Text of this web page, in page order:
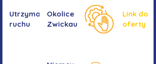
Utrzymanie
ruchu
Okolice
Zwickau
Link do
oferty